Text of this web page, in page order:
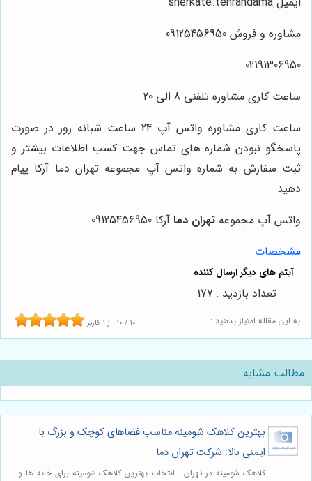
مشاوره و فروش 09125456950
02191306950
ساعت کاری مشاوره تلفنی 8 الی 20
ساعت کاری مشاوره واتس آپ 24 ساعت شبانه روز در صورت
پاسخگو نبودن شماره های تماس جهت کسب اطلاعات بیشتر و
ثبت سفارش به شماره واتس آپ مجموعه تهران دما آرکا پیام
دهید
واتس آپ مجموعه تهران دما آرکا 09125456950
مشخصات
به این مقاله امتیاز بدهید : 10 / 10 از1 کاربر
تعداد بازدید : 177
مطالب مشابه
بهترین کلاهک شومینه مناسب فضاهای کوچک و بزرگ با
ایمنی بالا: شرکت تهران دما
کلاهک شومینه در تهران - انتخاب بهترین کلاهک شومینه برای خانه ها و